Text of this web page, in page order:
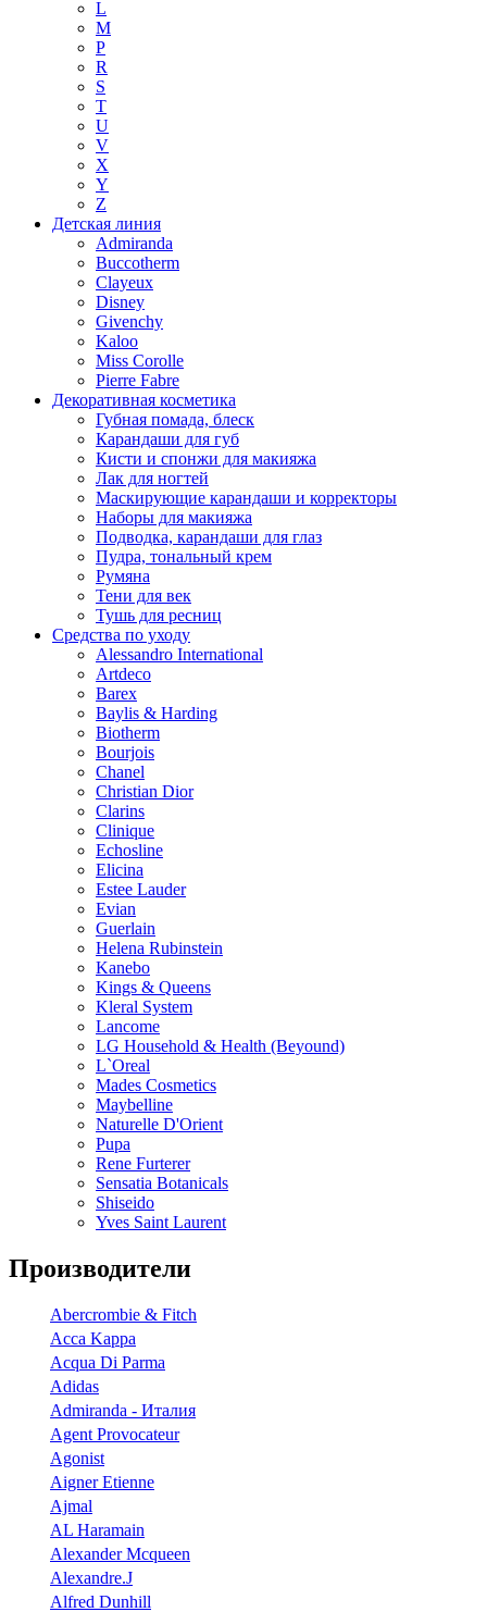
L
M
P
R
S
T
U
V
X
Y
Z
Детская линия
Admiranda
Buccotherm
Clayeux
Disney
Givenchy
Kaloo
Miss Corolle
Pierre Fabre
Декоративная косметика
Губная помада, блеск
Карандаши для губ
Кисти и спонжи для макияжа
Лак для ногтей
Маскирующие карандаши и корректоры
Наборы для макияжа
Подводка, карандаши для глаз
Пудра, тональный крем
Румяна
Тени для век
Тушь для ресниц
Средства по уходу
Alessandro International
Artdeco
Barex
Baylis & Harding
Biotherm
Bourjois
Chanel
Christian Dior
Clarins
Clinique
Echosline
Elicina
Estee Lauder
Evian
Guerlain
Helena Rubinstein
Kanebo
Kings & Queens
Kleral System
Lancome
LG Household & Health (Beyound)
L`Oreal
Mades Cosmetics
Maybelline
Naturelle D'Orient
Pupa
Rene Furterer
Sensatia Botanicals
Shiseido
Yves Saint Laurent
Производители
Abercrombie & Fitch
Acca Kappa
Acqua Di Parma
Adidas
Admiranda - Италия
Agent Provocateur
Agonist
Aigner Etienne
Ajmal
AL Haramain
Alexander Mcqueen
Alexandre.J
Alfred Dunhill